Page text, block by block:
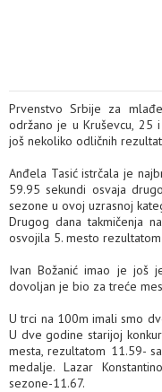
Prvenstvo Srbije za
održano je u Kruševcu, 25
još nekoliko odličnih
Anđela Tasić istrčala je
59.95 sekundi osvaja
sezone u ovoj uzrasnoj
Drugog dana takmičenja
osvojila 5. mesto
Ivan Božanić imao je još
dovoljan je bio za treće
U trci na 100m imali smo
U dve godine starijoj
mesta, rezultatom 11.59-
medalje. Lazar
sezone-11.67.